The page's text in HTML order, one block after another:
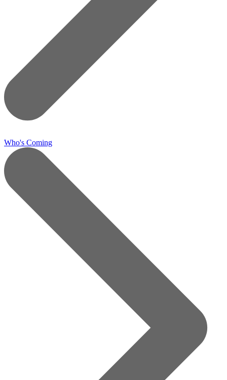
Who's Coming